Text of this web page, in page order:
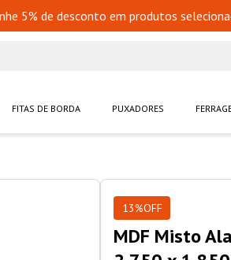
5% de desconto em produtos
FITAS DE BORDA PUXADORES
13%OFF
MDF Misto